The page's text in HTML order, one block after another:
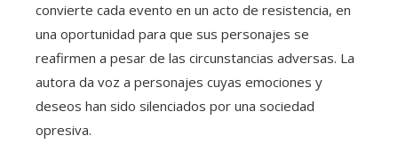
convierte cada evento en un acto de resistencia, en
una oportunidad para que sus personajes se
reafirmen a pesar de las circunstancias adversas. La
autora da voz a personajes cuyas emociones y
deseos han sido silenciados por una sociedad
opresiva.